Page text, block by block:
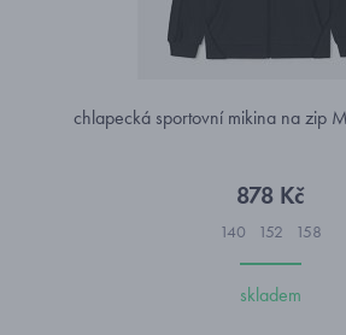
chlapecká sportovní mikina na zip
878 Kč
140 152 158
skladem